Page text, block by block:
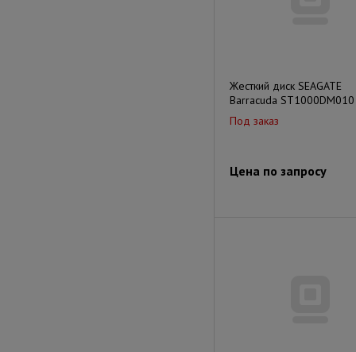
Жесткий диск SEAGATE
Barracuda ST1000DM010
Под заказ
Цена по запросу